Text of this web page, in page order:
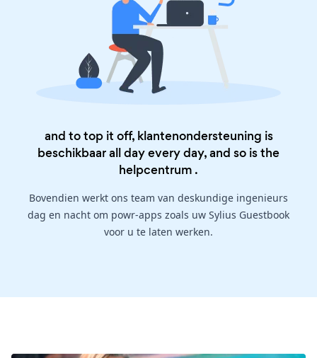
and to top it off, klantenondersteuning is
beschikbaar all day every day, and so is the
helpcentrum .
Bovendien werkt ons team van deskundige ingenieurs
dag en nacht om powr-apps zoals uw Sylius Guestbook
voor u te laten werken.